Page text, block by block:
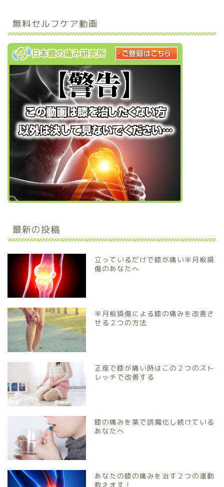
無料セルフケア動画
最新の投稿
立っているだけで膝が痛い半月板損
傷のあなたへ
半月板損傷による膝の痛みを改善さ
せる２つの方法
正座で膝が痛い時はこの２つのスト
レッチで改善する
膝の痛みを薬で誤魔化し続けている
あなたへ
あなたの膝の痛みを治す２つの運動
教えます！